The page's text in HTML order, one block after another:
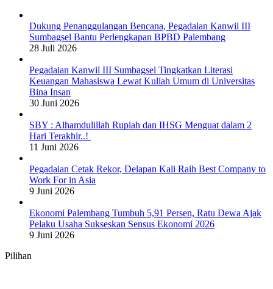
Dukung Penanggulangan Bencana, Pegadaian Kanwil III
Sumbagsel Bantu Perlengkapan BPBD Palembang
28 Juli 2026
Pegadaian Kanwil III Sumbagsel Tingkatkan Literasi
Keuangan Mahasiswa Lewat Kuliah Umum di Universitas
Bina Insan
30 Juni 2026
SBY : Alhamdulillah Rupiah dan IHSG Menguat dalam 2
Hari Terakhir..!
11 Juni 2026
Pegadaian Cetak Rekor, Delapan Kali Raih Best Company to
Work For in Asia
9 Juni 2026
Ekonomi Palembang Tumbuh 5,91 Persen, Ratu Dewa Ajak
Pelaku Usaha Sukseskan Sensus Ekonomi 2026
9 Juni 2026
Pilihan